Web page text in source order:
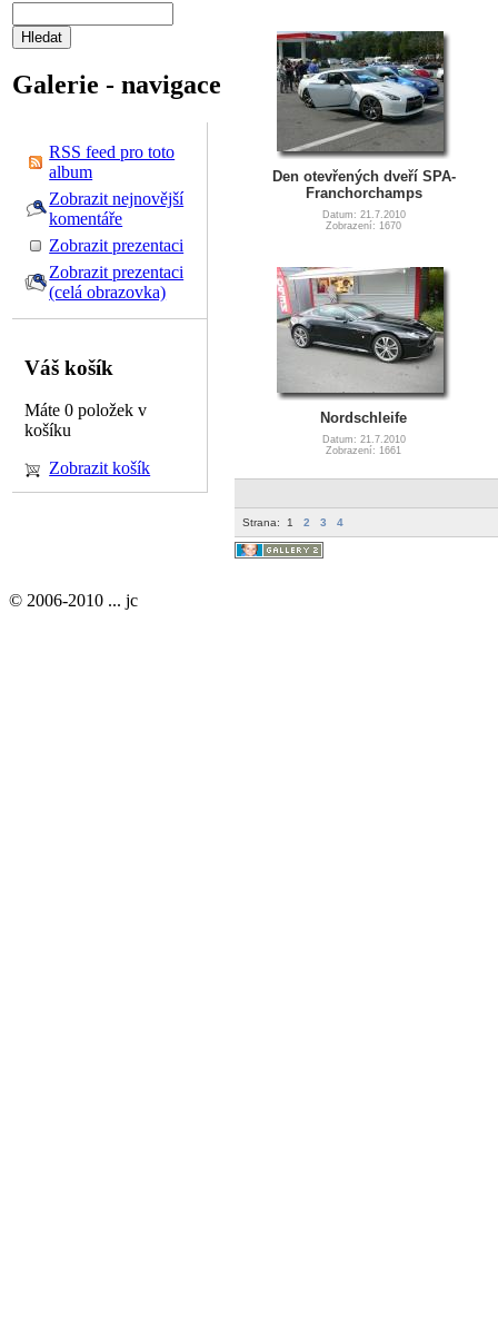
Galerie - navigace
RSS feed pro toto
album
Zobrazit nejnovější
komentáře
Zobrazit prezentaci
Zobrazit prezentaci
(celá obrazovka)
Váš košík
Máte 0 položek v
košíku
Zobrazit košík
Den otevřených dveří SPA-
Franchorchamps
Datum: 21.7.2010
Zobrazení: 1670
Nordschleife
Datum: 21.7.2010
Zobrazení: 1661
Strana: 1 2 3 4
© 2006-2010 ... jc